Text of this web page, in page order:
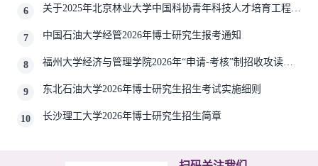
6
关于2025年北京林业大学中国科协青年科技人才培育工程博
7
中国石油大学经管2026年博士研究生报考通知
8
福州大学经济与管理学院2026年“申请-考核”制招收攻读博
9
东北石油大学2026年博士研究生招生考试实施细则
10 长沙理工大学2026年博士研究生招生简章